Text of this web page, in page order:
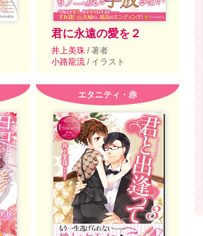
君に永遠の愛を２
井上美珠 / 著者
小路龍流 / イラスト
エタニティ・赤